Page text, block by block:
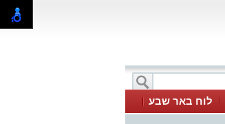
לוח באר שבע